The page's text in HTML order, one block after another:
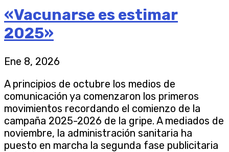
«Vacunarse es estimar
2025»
Ene 8, 2026
A principios de octubre los medios de
comunicación ya comenzaron los primeros
movimientos recordando el comienzo de la
campaña 2025-2026 de la gripe. A mediados de
noviembre, la administración sanitaria ha
puesto en marcha la segunda fase publicitaria